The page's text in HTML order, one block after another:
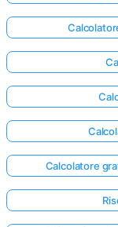
Calcolatore